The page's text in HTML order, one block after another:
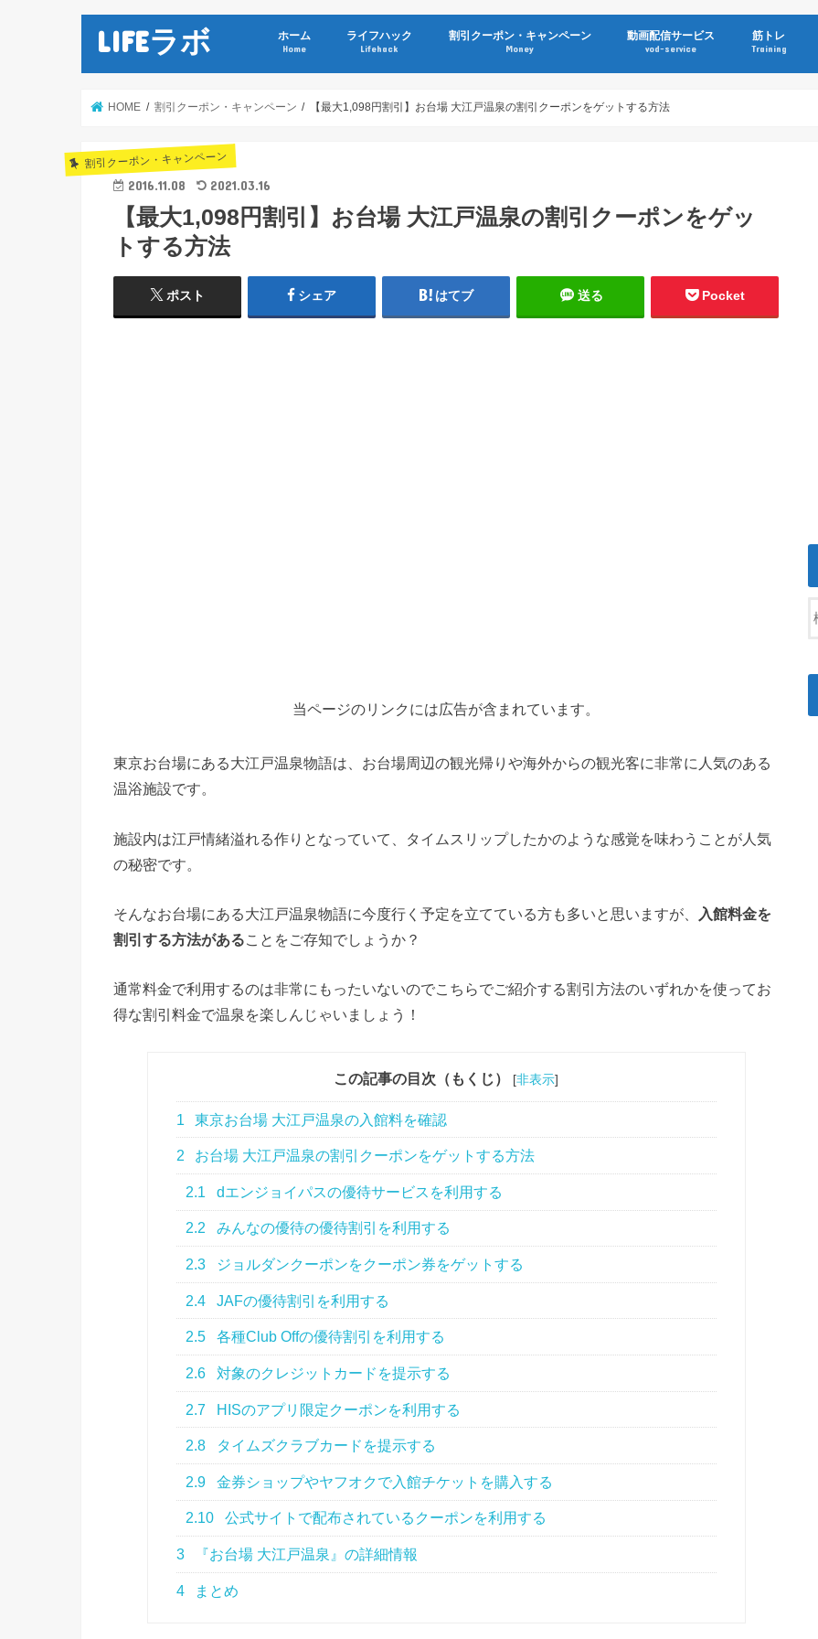
LIFEラボ ホーム
Home
ライフハック
Lifehack
割引クーポン・キャンペーン
Money
動画配信サービス
vod-service
筋トレ
Training
HOME 割引クーポン・キャンペーン 【最大1,098円割引】お台場 大江戸温泉の割引クーポンをゲットする方法
割引クーポン・キャンペーン
2016.11.08 2021.03.16
【最大1,098円割引】お台場 大江戸温泉の割引クーポンをゲッ
トする方法
ポスト シェア はてブ 送る Pocket
当ページのリンクには広告が含まれています。
東京お台場にある大江戸温泉物語は、お台場周辺の観光帰りや海外からの観光客に非常に人気のある
温浴施設です。
施設内は江戸情緒溢れる作りとなっていて、タイムスリップしたかのような感覚を味わうことが人気
の秘密です。
そんなお台場にある大江戸温泉物語に今度行く予定を立てている方も多いと思いますが、
入館料金を
割引する方法があることをご存知でしょうか？
通常料金で利用するのは非常にもったいないのでこちらでご紹介する割引方法のいずれかを使ってお
得な割引料金で温泉を楽しんじゃいましょう！
この記事の目次（もくじ） [非表示]
1 東京お台場 大江戸温泉の入館料を確認
2 お台場 大江戸温泉の割引クーポンをゲットする方法
2.1 dエンジョイパスの優待サービスを利用する
2.2 みんなの優待の優待割引を利用する
2.3 ジョルダンクーポンをクーポン券をゲットする
2.4 JAFの優待割引を利用する
2.5 各種Club Offの優待割引を利用する
2.6 対象のクレジットカードを提示する
2.7 HISのアプリ限定クーポンを利用する
2.8 タイムズクラブカードを提示する
2.9 金券ショップやヤフオクで入館チケットを購入する
2.10 公式サイトで配布されているクーポンを利用する
3 『お台場 大江戸温泉』の詳細情報
4 まとめ